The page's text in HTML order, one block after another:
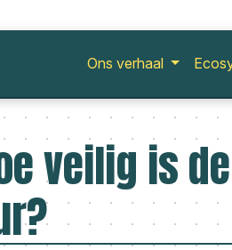
Ons verhaal
veilig is